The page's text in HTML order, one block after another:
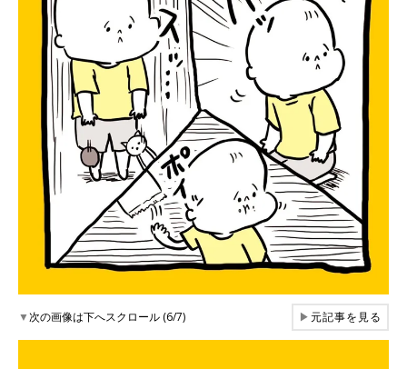
▼次の画像は下へスクロール (6/7) ▶元記事を見る